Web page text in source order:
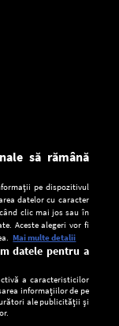
smartphone:
să rămână
pe dispozitivul
datelor cu caracter
clic mai jos sau în
Aceste alegeri vor fi
Mai multe detalii
datele pentru a
a caracteristicilor
informațiilor de pe
ale publicității și